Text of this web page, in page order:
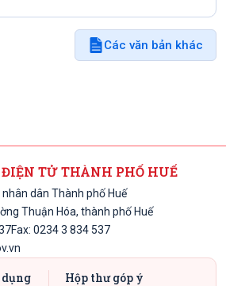
Các văn bản khác
ĐIỆN TỬ THÀNH PHỐ HUẾ
dân Thành phố Huế
Thuận Hóa, thành phố Huế
Fax: 0234 3 834 537
Hộp thư góp ý